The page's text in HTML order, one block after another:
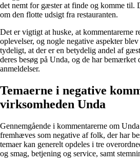
det nemt for gæster at finde og komme til.
om den flotte udsigt fra restauranten.
Det er vigtigt at huske, at kommentarerne
oplevelser, og nogle negative aspekter
tydeligt, at der er en betydelig andel af
deres besøg på Unda, og de har bemærket
anmeldelser.
Temaerne i negative
virksomheden Unda
Gennemgående i kommentarerne om
fremhæves som negative af folk, der har
temaer kan generelt opdeles i tre
og smag, betjening og service, samt